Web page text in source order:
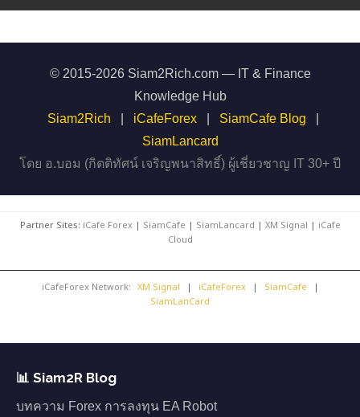
© 2015-2026 Siam2Rich.com — IT & Finance
Knowledge Hub
Siam2Rich
iCafeForex SiamCafe Blog
SiamLancard
โดย อ.บอม (กิตติทัศน์ เจริญพนาสิทธิ์) ผู้เชี่ยวชาญ IT 30+ ปี
Partner Sites: iCafe Forex| SiamCafe | SiamLancard | XM Signal | iCafe
Cloud
iCafeForex Network: XM Signal | iCafeForex | SiamCafe
|
SiamLanCard
📊 Siam2R Blog
บทความ Forex การลงทุน EA Robot